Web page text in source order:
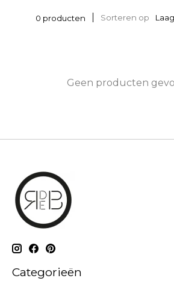
0 producten Sorteren op
Geen producten
Categorieën